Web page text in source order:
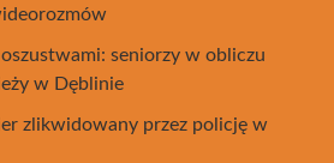
seniorzy w obliczu
w Dęblinie
zlikwidowany przez policję w